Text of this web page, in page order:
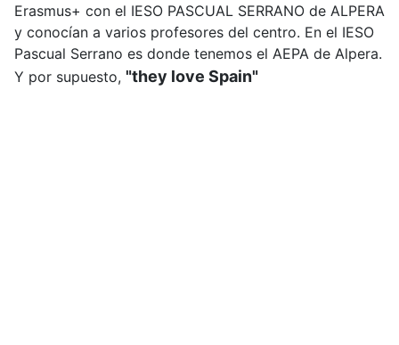
Erasmus+ con el IESO PASCUAL SERRANO de ALPERA
y conocían a varios profesores del centro. En el IESO
Pascual Serrano es donde tenemos el AEPA de Alpera.
Y por supuesto, "they love Spain"